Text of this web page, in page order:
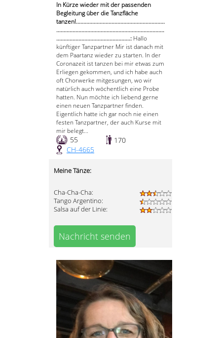
In Kürze wieder mit der passenden
Begleitung über die Tanzfläche
tanzen!............................................................
.........................................................................
..................................................: Hallo
künftiger Tanzpartner Mir ist danach mit
dem Paartanz wieder zu starten. In der
Coronazeit ist tanzen bei mir etwas zum
Erliegen gekommen, und ich habe auch
oft Chorwerke mitgesungen, wo wir
natürlich auch wöchentlich eine Probe
hatten. Nun möchte ich liebend gerne
einen neuen Tanzpartner finden.
Eigentlich hatte ich gar noch nie einen
festen Tanzpartner, der auch Kurse mit
mir belegt...
55
170
CH-4665
Meine Tänze:
Cha-Cha-Cha:
Tango Argentino:
Salsa auf der Linie:
Nachricht senden